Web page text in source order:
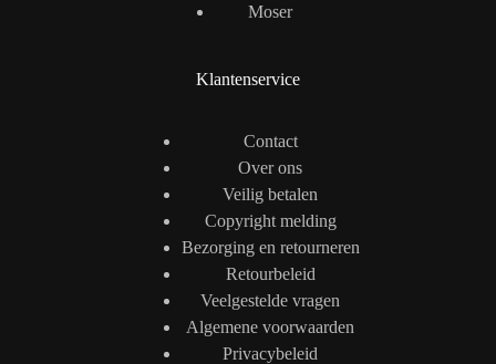
Moser
Klantenservice
Contact
Over ons
Veilig betalen
Copyright melding
Bezorging en retourneren
Retourbeleid
Veelgestelde vragen
Algemene voorwaarden
Privacybeleid